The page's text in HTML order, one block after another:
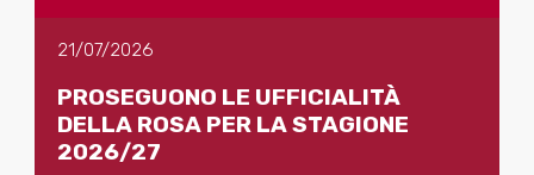
21/07/2026
PROSEGUONO LE UFFICIALITÀ
DELLA ROSA PER LA STAGIONE
2026/27